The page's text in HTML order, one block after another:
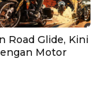
Road Glide, Kini
Motor